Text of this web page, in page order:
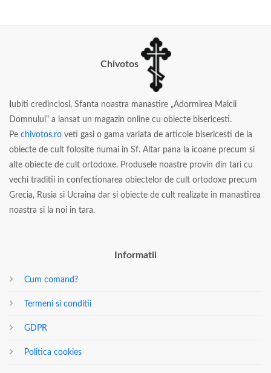
Chivotos
ubiti credinciosi, Sfanta noastra manastire „Adormirea Maicii
Domnului” a lansat un magazin online cu obiecte bisericesti.
Pe chivotos.ro veti gasi o gama variata de articole bisericesti de la
obiecte de cult folosite numai in Sf. Altar pana la icoane precum si
alte obiecte de cult ortodoxe. Produsele noastre provin din tari cu
vechi traditii in confectionarea obiectelor de cult ortodoxe precum
Grecia, Rusia si Ucraina dar si obiecte de cult realizate in manastirea
noastra si la noi in tara.
Informatii
Cum comand?
Termeni si conditii
GDPR
Politica cookies